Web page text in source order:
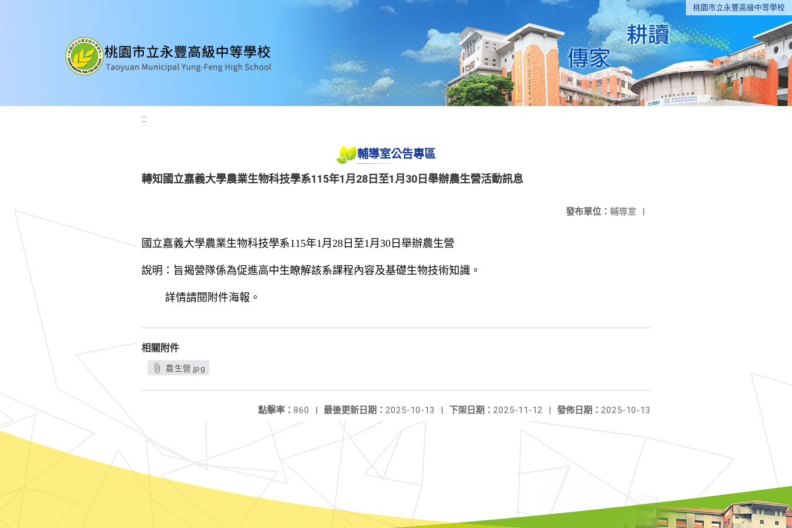
桃園市立永豐高級中等學校
:::
輔導室公告專區
轉知國立嘉義大學農業生物科技學系115年1月28日至1月30日舉辦農生營活動訊息
發布單位： 輔導室 |
國立嘉義大學農業生物科技學系115年1月28日至1月30日舉辦農生營
說明：旨揭營隊係為促進高中生瞭解該系課程內容及基礎生物技術知識。
詳情請閱附件海報。
相關附件
農生營.jpg
發佈日期： 2025-10-13
下架日期： 2025-11-12 |
最後更新日期： 2025-10-13 |
點擊率： 860 |